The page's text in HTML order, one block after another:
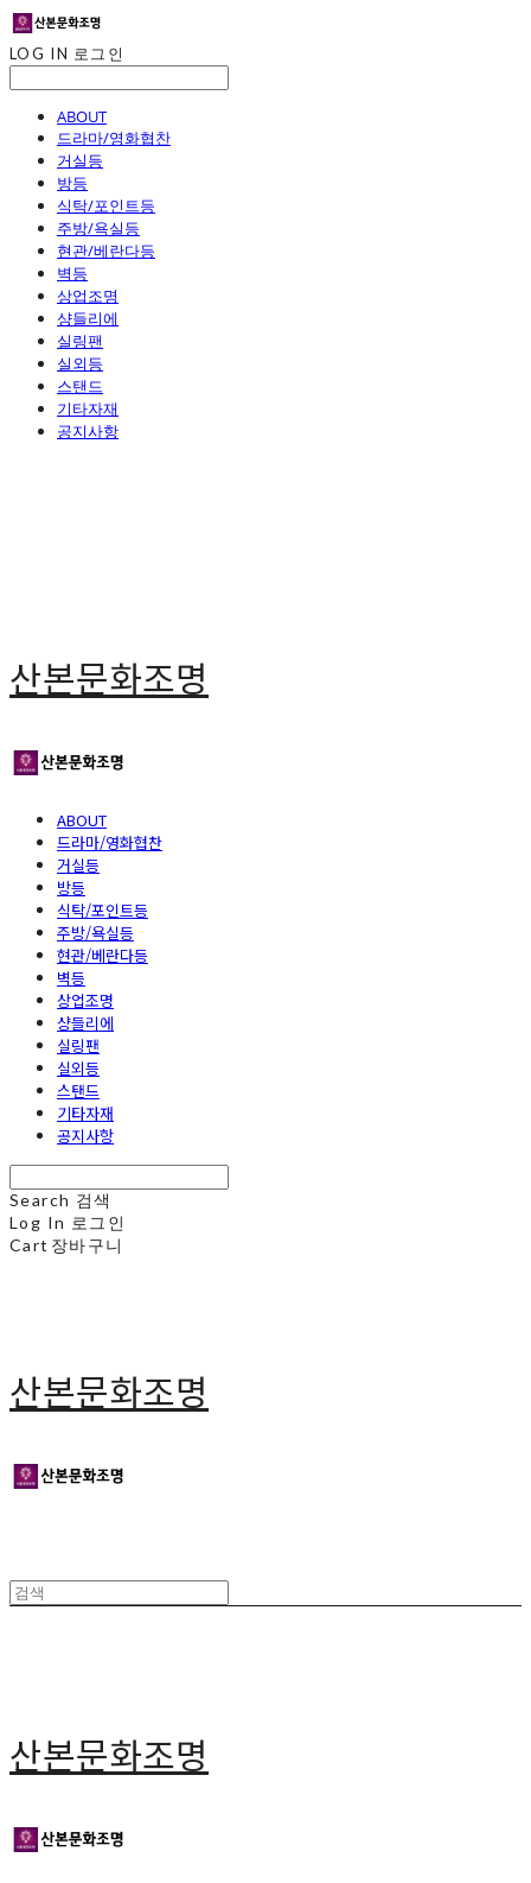
LOG IN 로그인
ABOUT
드라마/영화협찬
거실등
방등
식탁/포인트등
주방/욕실등
현관/베란다등
벽등
상업조명
샹들리에
실링팬
실외등
스탠드
기타자재
공지사항
산본문화조명
ABOUT
드라마/영화협찬
거실등
방등
식탁/포인트등
주방/욕실등
현관/베란다등
벽등
상업조명
샹들리에
실링팬
실외등
스탠드
기타자재
공지사항
Search 검색
Log In 로그인
Cart 장바구니
산본문화조명
산본문화조명